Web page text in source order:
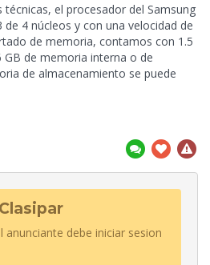
técnicas, el procesador del Samsung
de 4 núcleos y con una velocidad de
de memoria, contamos con 1.5
de memoria interna o de
de almacenamiento se puede
anunciante debe iniciar sesion